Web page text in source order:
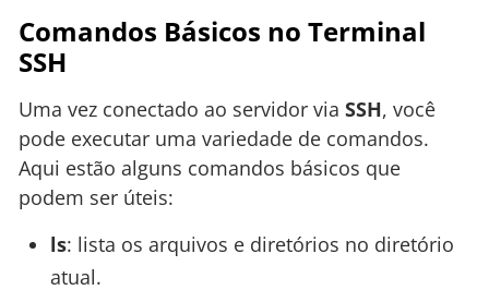
Comandos Básicos no Terminal
SSH
Uma vez conectado ao servidor via SSH, você
pode executar uma variedade de comandos.
Aqui estão alguns comandos básicos que
podem ser úteis:
ls: lista os arquivos e diretórios no diretório
atual.